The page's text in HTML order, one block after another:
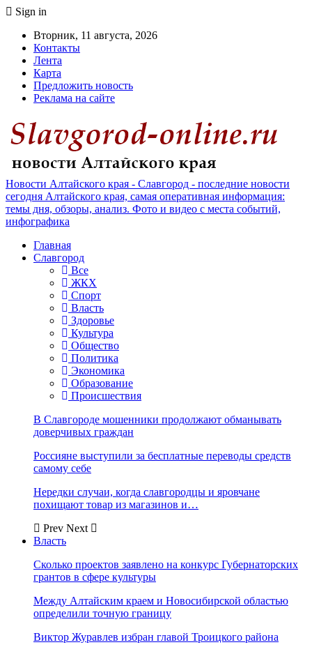
Sign in
Вторник, 11 августа, 2026
Контакты
Лента
Карта
Предложить новость
Реклама на сайте
Новости Алтайского края - Славгород - последние новости
сегодня Алтайского края, самая оперативная информация:
темы дня, обзоры, анализ. Фото и видео с места событий,
инфографика
Главная
Славгород
Все
ЖКХ
Спорт
Власть
Здоровье
Культура
Общество
Политика
Экономика
Образование
Происшествия
В Славгороде мошенники продолжают обманывать
доверчивых граждан
Россияне выступили за бесплатные переводы средств
самому себе
Нередки случаи, когда славгородцы и яровчане
похищают товар из магазинов и…
Prev Next
Власть
Сколько проектов заявлено на конкурс Губернаторских
грантов в сфере культуры
Между Алтайским краем и Новосибирской областью
определили точную границу
Виктор Журавлев избран главой Троицкого района